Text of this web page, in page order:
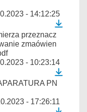
- 14:12:25
przeznacz
zmaówien
- 10:23:14
PN
- 17:26:11